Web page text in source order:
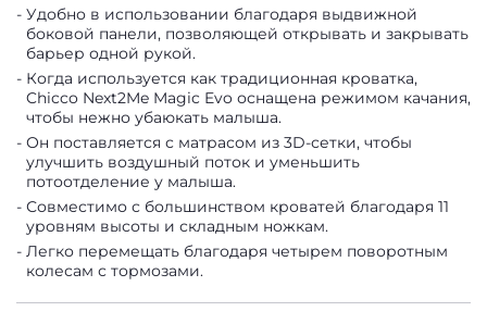
Удобно в использовании благодаря выдвижной
боковой панели, позволяющей открывать и закрывать
барьер одной рукой.
Когда используется как традиционная кроватка,
Chicco Next2Me Magic Evo оснащена режимом качания,
чтобы нежно убаюкать малыша.
Он поставляется с матрасом из 3D-сетки, чтобы
улучшить воздушный поток и уменьшить
потоотделение у малыша.
Совместимо с большинством кроватей благодаря 11
уровням высоты и складным ножкам.
Легко перемещать благодаря четырем поворотным
колесам с тормозами.